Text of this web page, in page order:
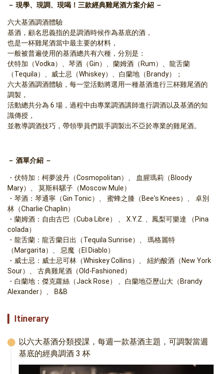
－ 現學、現調、現喝！三款經典雞尾酒方案介紹 －
六大基酒調酒體驗
基酒，顧名思義指的是調酒時候作為基底的酒，
也是一杯雞尾酒當中最主要的材料，
一般被普遍使用的基酒總共有六種，分別是：
伏特加（Vodka）、琴酒（Gin）、蘭姆酒（Rum）、龍舌蘭
（Tequila）、威士忌（Whiskey）、白蘭地（Brandy）；
六大基酒調酒體驗，每一堂活動將選用一種基酒進行三杯雞尾酒的
調製，
活動總共分為 6 場，過程中由專業調酒講師進行調酒以及基酒的知
識傳授，
並教導調酒技巧，帶領學員們親手調製出不亞於專業的雞尾酒。
－ 酒單介紹 －
伏特加：柯夢波丹（Cosmopolitan）、 血腥瑪莉（Bloody
Mary）、 莫斯科騾子（Moscow Mule）
琴酒：琴通寧（Gin Tonic）、 蜜蜂之膝（Bee's Knees）、 卓別
林（Charlie Chaplin）
蘭姆酒：自由古巴（Cuba Libre） 、 X.Y.Z. 、鳳梨可樂達 （Pina
colada）
龍舌蘭：龍舌蘭日出（Tequila Sunrise）、 瑪格麗特
（Margarita）、 惡魔（El Diablo）
威士忌：威士忌可林（Whiskey Collins）、 紐約酸酒（New York
Sour）、 古典雞尾酒（Old-Fashioned）
白蘭地：傑克蘿絲（Jack Rose） 、白蘭地亞歷山大（Brandy
Alexander）、 B&B
Itinerary
以六大基酒分類授課，每週一款基酒主題，可調製當週
基底的經典調酒 3 杯